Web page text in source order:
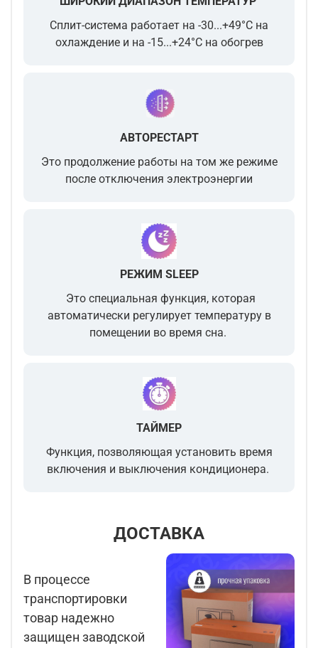
Сплит-система работает на -30...+49°С на
охлаждение и на -15...+24°С на обогрев
АВТОРЕСТАРТ
Это продолжение работы на том же режиме
после отключения электроэнергии
РЕЖИМ SLEEP
Это специальная функция, которая
автоматически регулирует температуру в
помещении во время сна.
ТАЙМЕР
Функция, позволяющая установить время
включения и выключения кондиционера.
ДОСТАВКА
В процессе
транспортировки
товар надежно
защищен заводской